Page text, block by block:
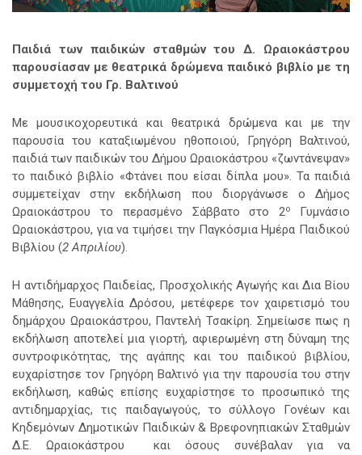
Παιδιά των παιδικών σταθμών του Δ. Ωραιοκάστρου
παρουσίασαν με θεατρικά δρώμενα παιδικό βιβλίο με τη
συμμετοχή του Γρ. Βαλτινού
Με μουσικοχορευτικά και θεατρικά δρώμενα και με την
παρουσία του καταξιωμένου ηθοποιού, Γρηγόρη Βαλτινού,
παιδιά των παιδικών του Δήμου Ωραιοκάστρου «ζωντάνεψαν»
το παιδικό βιβλίο «Φτάνει που είσαι δίπλα μου». Τα παιδιά
συμμετείχαν στην εκδήλωση που διοργάνωσε ο Δήμος
Ωραιοκάστρου το περασμένο Σάββατο στο 2ο
Γυμνάσιο
Ωραιοκάστρου, για να τιμήσει την Παγκόσμια Ημέρα Παιδικού
Βιβλίου (2 Απριλίου).
Η αντιδήμαρχος Παιδείας, Προσχολικής Αγωγής και Δια Βίου
Μάθησης, Ευαγγελία Δρόσου, μετέφερε τον χαιρετισμό του
δημάρχου Ωραιοκάστρου, Παντελή Τσακίρη. Σημείωσε πως η
εκδήλωση αποτελεί μια γιορτή, αφιερωμένη στη δύναμη της
συντροφικότητας, της αγάπης και του παιδικού βιβλίου,
ευχαρίστησε τον Γρηγόρη Βαλτινό για την παρουσία του στην
εκδήλωση, καθώς επίσης ευχαρίστησε το προσωπικό της
αντιδημαρχίας, τις παιδαγωγούς, το σύλλογο Γονέων και
Κηδεμόνων Δημοτικών Παιδικών & Βρεφονηπιακών Σταθμών
Δ.Ε. Ωραιοκάστρου και όσους συνέβαλαν για να